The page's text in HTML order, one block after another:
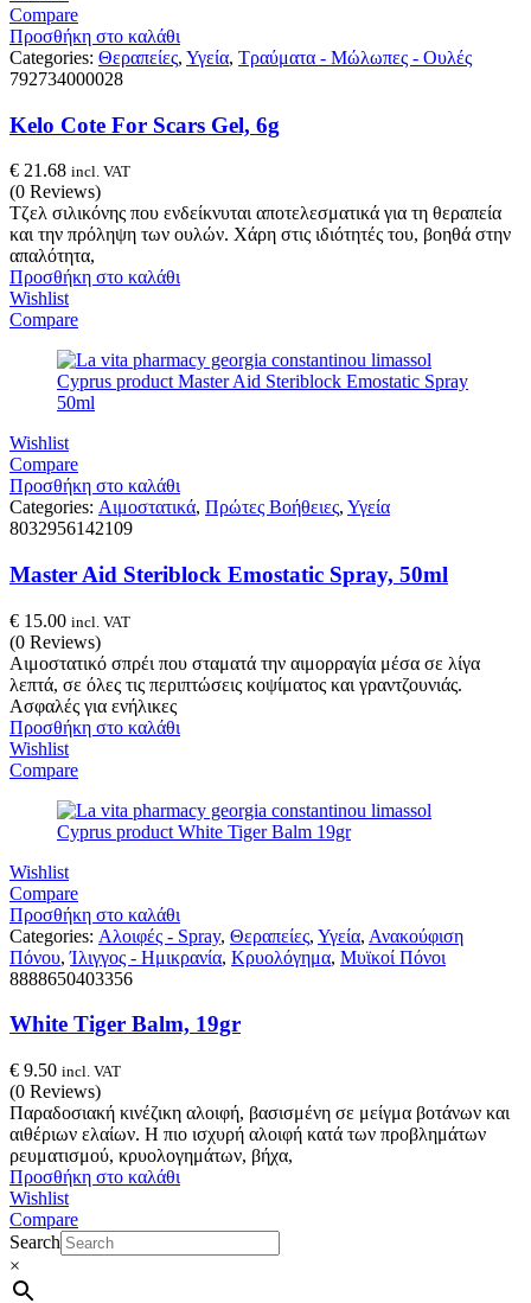
Compare
Προσθήκη στο καλάθι
Categories: Θεραπείες, Υγεία, Τραύματα - Μώλωπες - Ουλές
792734000028
Kelo Cote For Scars Gel, 6g
€ 21.68 incl. VAT
(0 Reviews)
Τζελ σιλικόνης που ενδείκνυται αποτελεσματικά για τη θεραπεία
και την πρόληψη των ουλών. Χάρη στις ιδιότητές του, βοηθά στην
απαλότητα,
Προσθήκη στο καλάθι
Wishlist
Compare
Wishlist
Compare
Προσθήκη στο καλάθι
Categories: Αιμοστατικά, Πρώτες Βοήθειες, Υγεία
8032956142109
Master Aid Steriblock Emostatic Spray, 50ml
€ 15.00 incl. VAT
(0 Reviews)
Αιμοστατικό σπρέι που σταματά την αιμορραγία μέσα σε λίγα
λεπτά, σε όλες τις περιπτώσεις κοψίματος και γραντζουνιάς.
Ασφαλές για ενήλικες
Προσθήκη στο καλάθι
Wishlist
Compare
Wishlist
Compare
Προσθήκη στο καλάθι
Categories: Αλοιφές - Spray, Θεραπείες, Υγεία, Ανακούφιση
Πόνου,Ίλιγγος - Ημικρανία, Κρυολόγημα, Μυϊκοί Πόνοι
8888650403356
White Tiger Balm, 19gr
€ 9.50 incl. VAT
(0 Reviews)
Παραδοσιακή κινέζικη αλοιφή, βασισμένη σε μείγμα βοτάνων και
αιθέριων ελαίων. Η πιο ισχυρή αλοιφή κατά των προβλημάτων
ρευματισμού, κρυολογημάτων, βήχα,
Προσθήκη στο καλάθι
Wishlist
Compare
Search
×